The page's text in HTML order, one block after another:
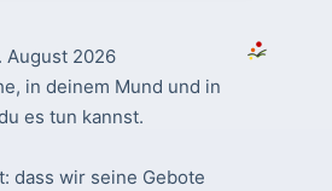
August 2026
in deinem Mund und in
es tun kannst.
dass wir seine Gebote